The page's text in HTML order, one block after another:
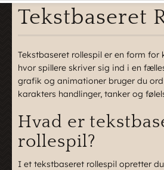
Tekstbaseret
Tekstbaseret rollespil er en form
hvor spillere skriver sig ind i en
grafik og animationer bruger du
karakters handlinger, tanker og
Hvad er
rollespil?
I et tekstbaseret rollespil opretter